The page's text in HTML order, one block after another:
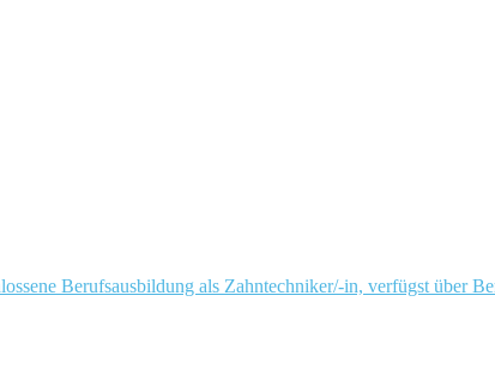
Berufsausbildung als Zahntechniker/-in, verfügst über